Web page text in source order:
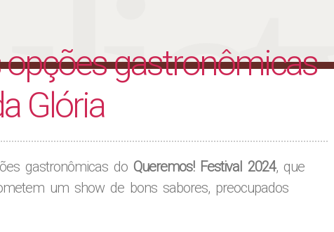
gastronômicas
Glória
gastronômicas do Queremos! Festival 2024, que
um show de bons sabores, preocupados